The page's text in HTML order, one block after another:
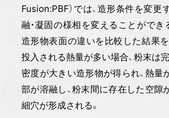
Fusion:PBF）では、造形条件を変更
融・凝固の様相を変えることができ
造形物表面の違いを比較した結果
投入される熱量が多い場合、粉末は
密度が大きい造形物が得られ、熱量
部が溶融し、粉末間に存在した空隙
細穴が形成される。